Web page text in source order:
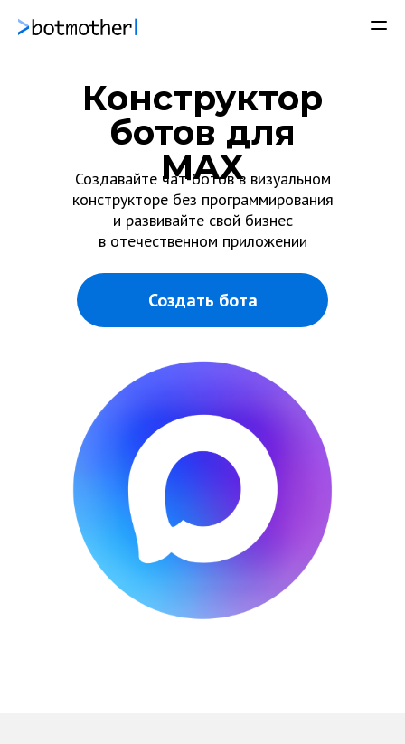
Конструктор
ботов для
MAX
Создавайте чат-ботов в визуальном
конструкторе без программирования
и развивайте свой бизнес
в отечественном приложении
Создать бота